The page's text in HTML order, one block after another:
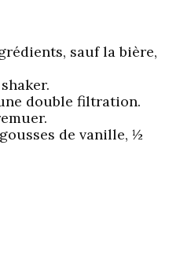
sauf la bière,
double filtration.
de vanille, ½